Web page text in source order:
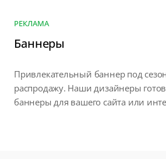
РЕКЛАМА
Баннеры
Привлекательный баннер под
распродажу. Наши дизайнеры
баннеры для вашего сайта или